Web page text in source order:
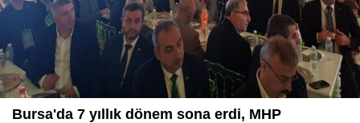
Bursa'da 7 yıllık dönem sona erdi, MHP